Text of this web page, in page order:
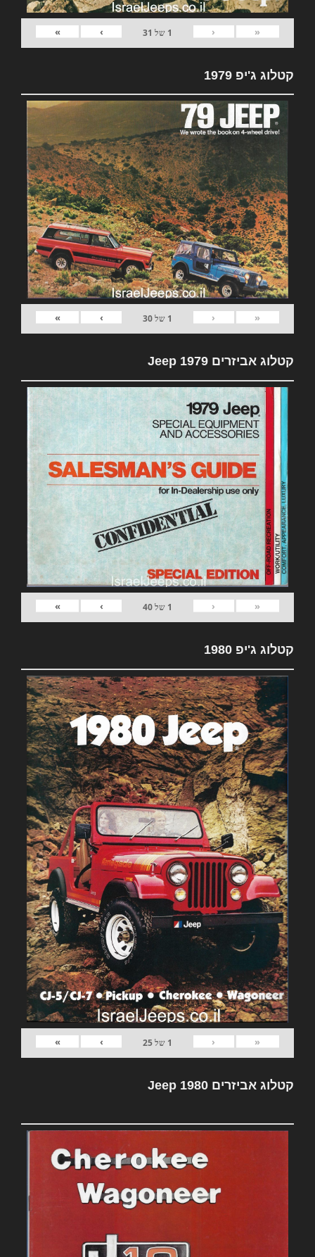
«
‹
1 של 31
›
»
קטלוג ג'יפ 1979
«
‹
1 של30
›
»
קטלוג אביזרים 1979 Jeep
«
‹
1 של40
›
»
קטלוג ג'יפ 1980
«
‹
1 של25
›
»
קטלוג אביזרים Jeep 1980